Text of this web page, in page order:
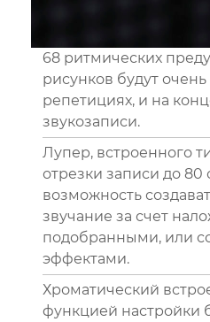
68 ритмических
рисунков будут очень
репетициях, и на
звукозаписи.
Лупер, встроенного
отрезки записи до 80
возможность
звучание за счет
подобранными, или
эффектами.
Хроматический
функцией настройки